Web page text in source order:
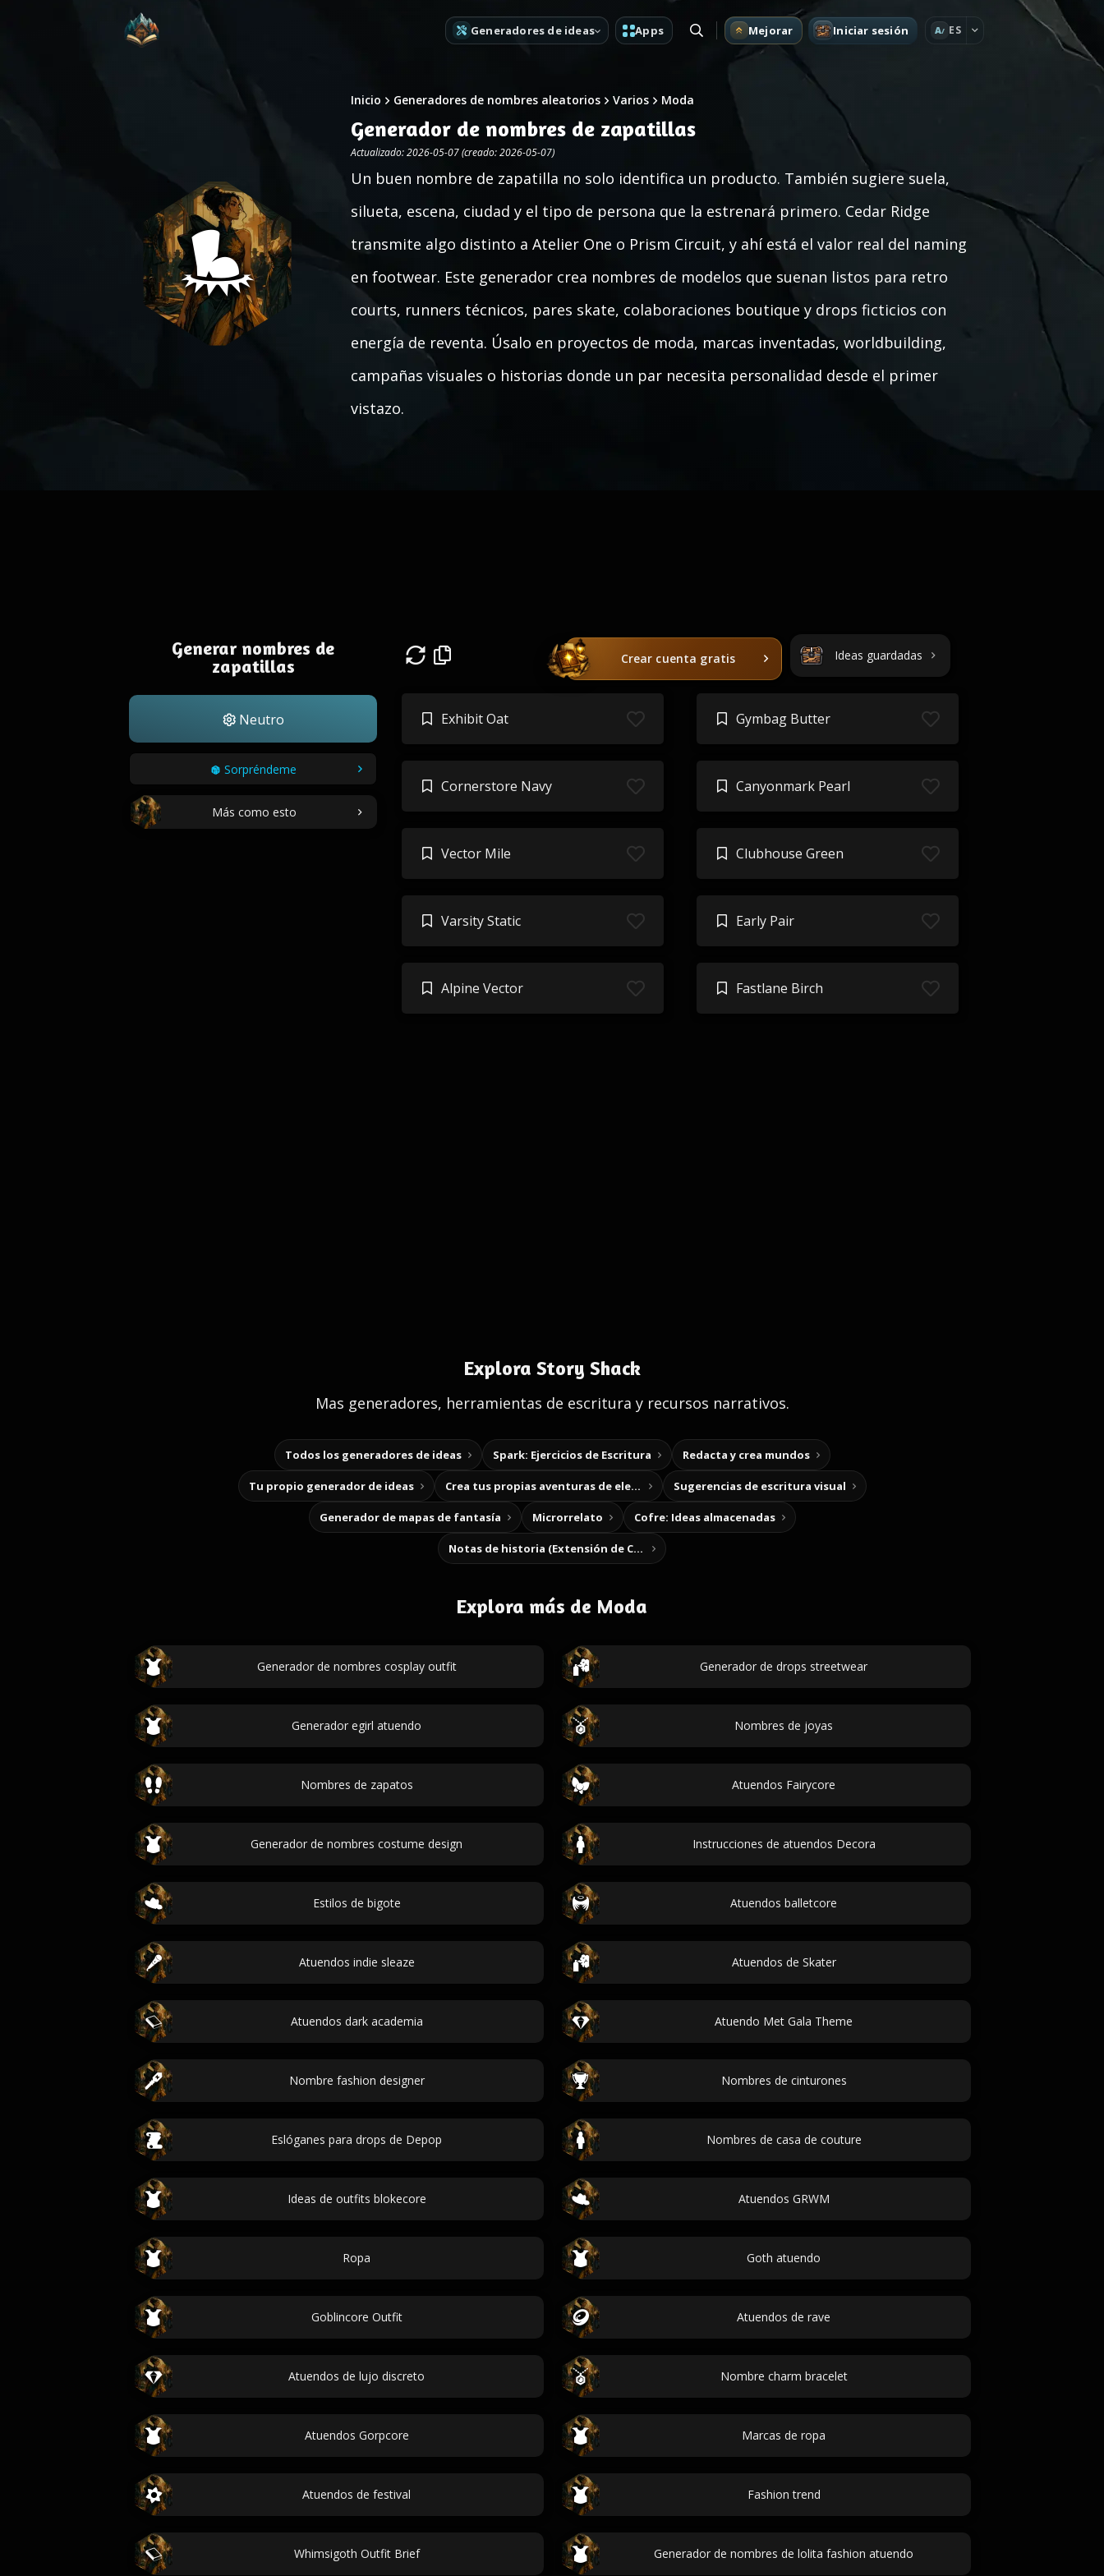
Generadores de ideas Apps Mejorar Iniciar sesión A ES
Inicio Generadores de nombres aleatorios Varios Moda
Generador de nombres de zapatillas
Actualizado: 2026-05-07 (creado: 2026-05-07)
Un buen nombre de zapatilla no solo identifica un producto. También sugiere suela,
silueta, escena, ciudad y el tipo de persona que la estrenará primero. Cedar Ridge
transmite algo distinto a Atelier One o Prism Circuit, y ahí está el valor real del naming
en footwear. Este generador crea nombres de modelos que suenan listos para retro
courts, runners técnicos, pares skate, colaboraciones boutique y drops ficticios con
energía de reventa. Úsalo en proyectos de moda, marcas inventadas, worldbuilding,
campañas visuales o historias donde un par necesita personalidad desde el primer
vistazo.
Generar nombres de
zapatillas
Neutro
Sorpréndeme
Más como esto
Crear cuenta gratis Ideas guardadas
Exhibit Oat Gymbag Butter
Cornerstore Navy Canyonmark Pearl
Vector Mile Clubhouse Green
Varsity Static Early Pair
Alpine Vector Fastlane Birch
Explora Story Shack
Mas generadores, herramientas de escritura y recursos narrativos.
Todos los generadores de ideas Spark: Ejercicios de Escritura Redacta y crea mundos
Tu propio generador de ideas Crea tus propias aventuras de elección Sugerencias de escritura visual
Generador de mapas de fantasía Microrrelato Cofre: Ideas almacenadas
Notas de historia (Extensión de Chrome)
Explora más de Moda
Generador de nombres cosplay outfit Generador de drops streetwear
Generador egirl atuendo Nombres de joyas
Nombres de zapatos Atuendos Fairycore
Generador de nombres costume design Instrucciones de atuendos Decora
Estilos de bigote Atuendos balletcore
Atuendos indie sleaze Atuendos de Skater
Atuendos dark academia Atuendo Met Gala Theme
Nombre fashion designer Nombres de cinturones
Eslóganes para drops de Depop Nombres de casa de couture
Ideas de outfits blokecore Atuendos GRWM
Ropa Goth atuendo
Goblincore Outfit Atuendos de rave
Atuendos de lujo discreto Nombre charm bracelet
Atuendos Gorpcore Marcas de ropa
Atuendos de festival Fashion trend
Whimsigoth Outfit Brief Generador de nombres de lolita fashion atuendo